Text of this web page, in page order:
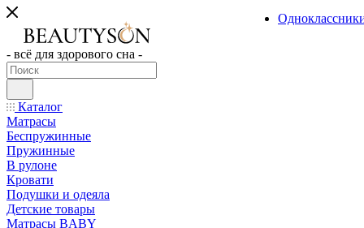
- всё для здорового сна -
Каталог
Матрасы
Беспружинные
Пружинные
В рулоне
Кровати
Подушки и одеяла
Детские товары
Матрасы BABY